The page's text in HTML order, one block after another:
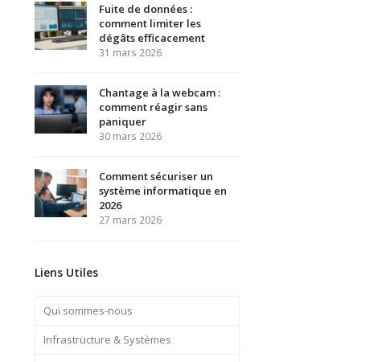
Fuite de données :
comment limiter les
dégâts efficacement
31 mars 2026
Chantage à la webcam :
comment réagir sans
paniquer
30 mars 2026
Comment sécuriser un
système informatique en
2026
27 mars 2026
Liens Utiles
Qui sommes-nous
Infrastructure & Systèmes